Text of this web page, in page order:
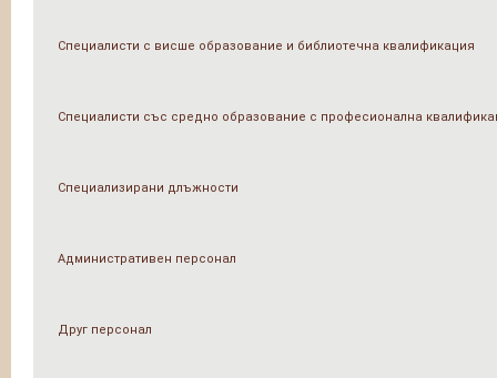
Специалисти с висше образование и библиотечна квалификация
Специалисти със средно образование с професионална
Специализирани длъжности
Административен персонал
Друг персонал